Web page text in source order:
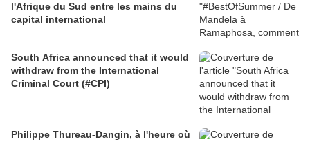
l'Afrique du Sud entre les mains du
capital international
South Africa announced that it would
withdraw from the International
Criminal Court (#CPI)
Philippe Thureau-Dangin, à l'heure où